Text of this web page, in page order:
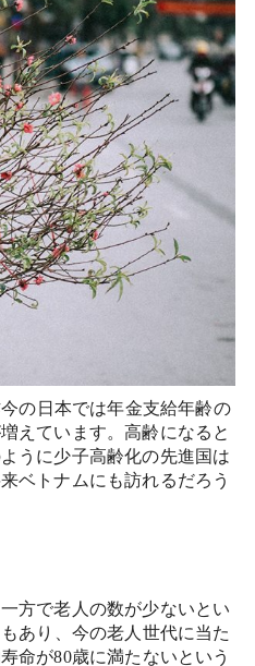
の日本では年金支給年齢の
えています。高齢になると
うに少子高齢化の先進国は
ベトナムにも訪れるだろう
方で老人の数が少ないとい
あり、今の老人世代に当た
命が80歳に満たないという